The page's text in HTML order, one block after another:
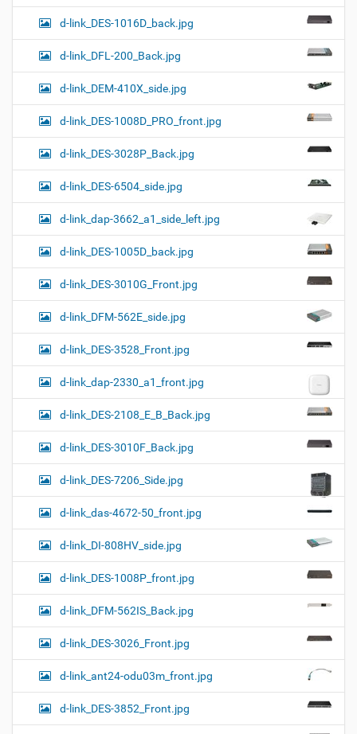
d-link_DES-1016D_back.jpg
d-link_DFL-200_Back.jpg
d-link_DEM-410X_side.jpg
d-link_DES-1008D_PRO_front.jpg
d-link_DES-3028P_Back.jpg
d-link_DES-6504_side.jpg
d-link_dap-3662_a1_side_left.jpg
d-link_DES-1005D_back.jpg
d-link_DES-3010G_Front.jpg
d-link_DFM-562E_side.jpg
d-link_DES-3528_Front.jpg
d-link_dap-2330_a1_front.jpg
d-link_DES-2108_E_B_Back.jpg
d-link_DES-3010F_Back.jpg
d-link_DES-7206_Side.jpg
d-link_das-4672-50_front.jpg
d-link_DI-808HV_side.jpg
d-link_DES-1008P_front.jpg
d-link_DFM-562IS_Back.jpg
d-link_DES-3026_Front.jpg
d-link_ant24-odu03m_front.jpg
d-link_DES-3852_Front.jpg